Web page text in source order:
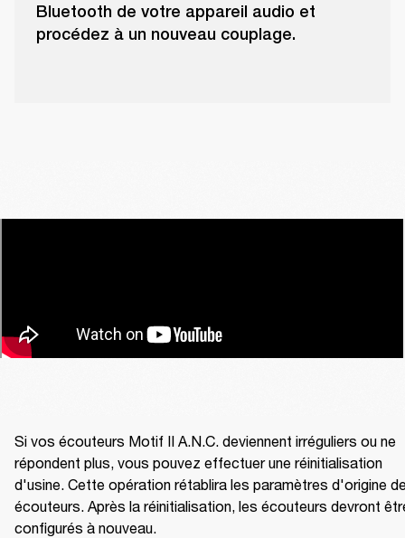
Bluetooth de votre appareil audio et
procédez à un nouveau couplage.
Si vos écouteurs Motif II A.N.C. deviennent irréguliers ou ne
répondent plus, vous pouvez effectuer une réinitialisation
d'usine. Cette opération rétablira les paramètres d'origine
écouteurs. Après la réinitialisation, les écouteurs devront
configurés à nouveau.